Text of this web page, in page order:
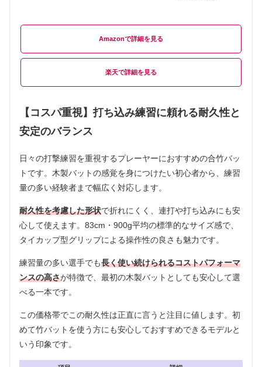
Amazon
楽天
【コスパ重視】打ち込み練習に頼れる耐久性と
安定のバランス
日々の打撃練習を重視するプレーヤーにおすすめの合竹バッ
トです。木製バットの感覚を身につけたい初心者から、練習
量の多い経験者まで幅広く対応します。
耐久性を考慮した形状で折れにくく、連打や打ち込みにも安
心して使えます。83cm・900g平均の標準的なサイズ感で、
タイカップ型グリップによる操作性の良さも魅力です。
練習量の多い選手でも長く使い続けられるコストパフォーマ
ンスの高さが特徴で、最初の木製バットとしても安心して選
べる一本です。
この価格帯でこの耐久性は正直に言うと注目に値します。初
めて竹バットを使う方にも安心しておすすめできるモデルと
いう印象です。